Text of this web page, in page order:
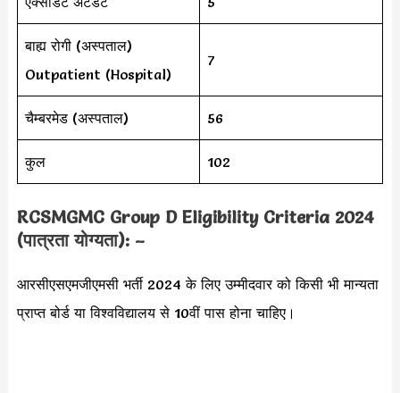
बाह्य रोगी (अस्पताल)
Outpatient (Hospital)
7
चैम्बरमेड (अस्पताल) 56
कुल 102
RCSMGMC Group D Eligibility Criteria 2024
(पात्रता योग्यता): –
आरसीएसएमजीएमसी भर्ती 2024 के लिए उम्मीदवार को किसी भी मान्यता
प्राप्त बोर्ड या विश्वविद्यालय से 10वीं पास होना चाहिए।